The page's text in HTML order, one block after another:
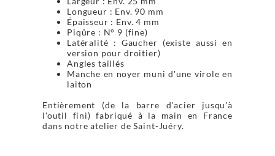
Longueur : Env. 90 mm
Épaisseur : Env. 4 mm
Piqûre : N° 9 (fine)
Latéralité : Gaucher (existe aussi en
version pour droitier)
Angles taillés
Manche en noyer muni d'une virole en
laiton
Entièrement (de la barre d'acier jusqu'à
l'outil fini) fabriqué à la main en France
dans notre atelier de Saint-Juéry.